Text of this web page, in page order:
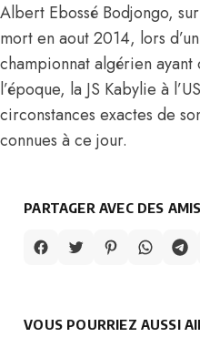
Albert Ebossé Bodjongo,
mort en aout 2014, lors
championnat algérien
l’époque, la JS Kabylie à
circonstances exactes de
connues à ce jour.
PARTAGER AVEC DES AMIS
VOUS POURRIEZ AUSSI